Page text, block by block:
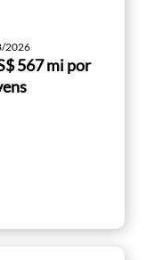
2026
567 mi por